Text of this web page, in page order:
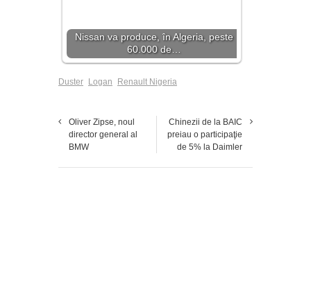
Nissan va produce, în Algeria, peste
60.000 de…
Duster Logan Renault Nigeria
Oliver Zipse, noul
director general al
BMW
Chinezii de la BAIC
preiau o participaţie
de 5% la Daimler